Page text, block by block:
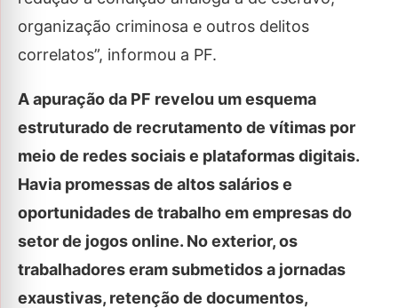
organização criminosa e outros delitos
correlatos”, informou a PF.
A apuração da PF revelou um esquema
estruturado de recrutamento de vítimas por
meio de redes sociais e plataformas digitais.
Havia promessas de altos salários e
oportunidades de trabalho em empresas do
setor de jogos online. No exterior, os
trabalhadores eram submetidos a jornadas
exaustivas, retenção de documentos,